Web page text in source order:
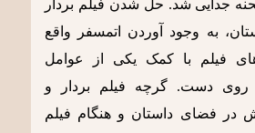
جدایی شد. حل شدن فیلم بردار
به وجود آوردن اتمسفر واقع
فیلم با کمک یکی از عوامل
روی دست. گرچه فیلم بردار و
در فضای داستان و هنگام فیلم